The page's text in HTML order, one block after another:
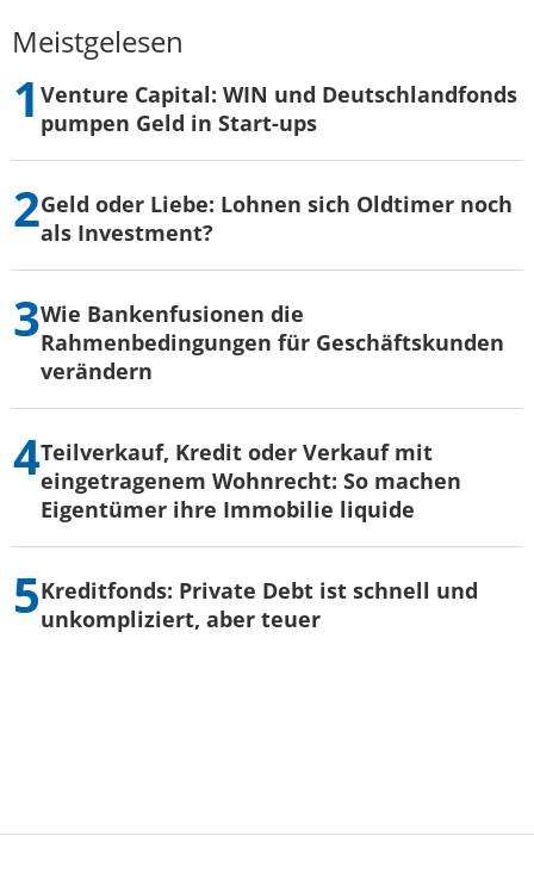
Meistgelesen
Venture Capital: WIN und Deutschlandfonds
pumpen Geld in Start-ups
Geld oder Liebe: Lohnen sich Oldtimer noch
als Investment?
Wie Bankenfusionen die
Rahmenbedingungen für Geschäftskunden
verändern
Teilverkauf, Kredit oder Verkauf mit
eingetragenem Wohnrecht: So machen
Eigentümer ihre Immobilie liquide
Kreditfonds: Private Debt ist schnell und
unkompliziert, aber teuer